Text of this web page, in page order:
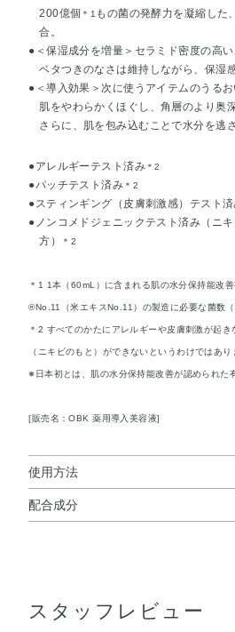
200億個 ＊1 もの菌の発酵力を凝縮し
合。
●＜保湿成分を増量＞セラミド密度の高
ベタつきのなさは維持しながら、保湿
●＜導入効果＞次に使うアイテムのうる
肌をやわらかくほぐし、角層のより奥
さらに、肌を包み込むことで水分を逃
●アレルギーテスト済み＊2
●パッチテスト済み ＊2
●スティンギング（皮膚刺激感）テスト済
●ノンコメドジェニックテスト済み（ニ
方）
＊2
＊1 1本（60mL）に含まれる肌の水分保持能改
®No.11（米エキスNo.11）の製造に必要な菌数（
＊2 すべてのかたにアレルギーや皮膚刺激が起
（ニキビのもと）ができないというわけではあり
※日本初とは、肌の水分保持能改善が認められた
[販売名：OBK 薬用導入美容液]
使用方法
使用方法
す。
※朝は、紫外線防止効果のある化粧品の
配合成分
チルヘキサン酸グリセリル、高融点
スタッフレビュー